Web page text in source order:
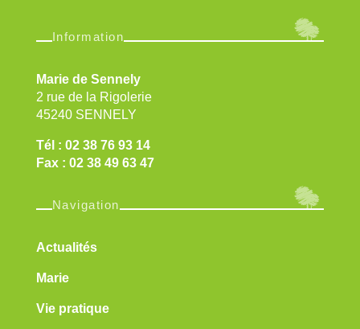
Information
Marie de Sennely
2 rue de la Rigolerie
45240 SENNELY
Tél : 02 38 76 93 14
Fax : 02 38 49 63 47
Navigation
Actualités
Marie
Vie pratique